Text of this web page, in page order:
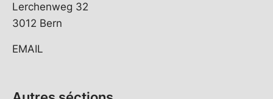
Lerchenweg 32
3012 Bern
EMAIL